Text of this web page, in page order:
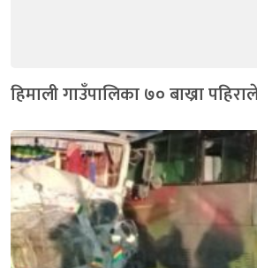
हिमाली गाउँपालिका ७० बाख्रा